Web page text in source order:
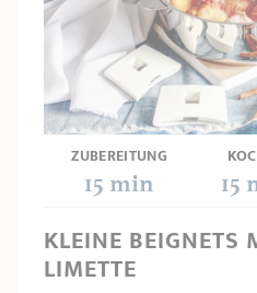
PRODUKTBERATER
REZEPTE UND TIPPS
ÜBER UNS
KOLLEKTIONEN
STORE-FINDER
KONTAKT
Ofenform - Bräter
Deckel Stiel-
Pflege Weiteres
Unsere
ZUBEREITUNG
15 min 15
KLEINE
LIMETTE